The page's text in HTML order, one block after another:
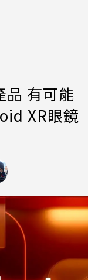
品 有可能
XR眼鏡